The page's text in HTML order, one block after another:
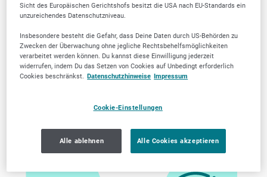
Warum SELLWERK
Trusted Firmen wählen?
Sicht des Europäischen Gerichtshofs besitzt die USA nach EU-Standards ein
unzureichendes Datenschutzniveau.
Insbesondere besteht die Gefahr, dass Deine Daten durch US-Behörden zu
Zwecken der Überwachung ohne jegliche Rechtsbehelfsmöglichkeiten
verarbeitet werden können. Du kannst diese Einwilligung jederzeit
widerrufen, indem Du das Setzen von Cookies auf Unbedingt erforderlich
Cookies beschränkst. Datenschutzhinweise Impressum
Cookie-Einstellungen
Alle ablehnen Alle Cookies akzeptieren